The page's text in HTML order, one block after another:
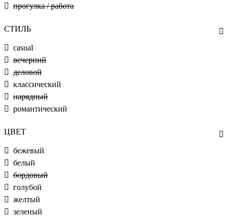
прогулка / работа
СТИЛЬ
casual
вечерний
деловой
классический
нарядный
романтический
ЦВЕТ
бежевый
белый
бордовый
голубой
желтый
зеленый